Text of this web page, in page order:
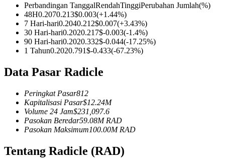
USDC Berjangka
Perbandingan TanggalRendahTinggiPerubahan Jumlah(%)
48H0.2070.213$0.003(+1.44%)
7 Hari-hari0.2040.212$0.007(+3.43%)
30 Hari-hari0.2020.217$-0.003(-1.4%)
90 Hari-hari0.2020.332$-0.044(-17.25%)
1 Tahun0.2020.791$-0.433(-67.23%)
Data Pasar Radicle
Peringkat Pasar812
Kapitalisasi Pasar$12.24M
Volume 24 Jam$231,097.6
Pasokan Beredar59.08M RAD
Pasokan Maksimum100.00M RAD
Tentang Radicle (RAD)